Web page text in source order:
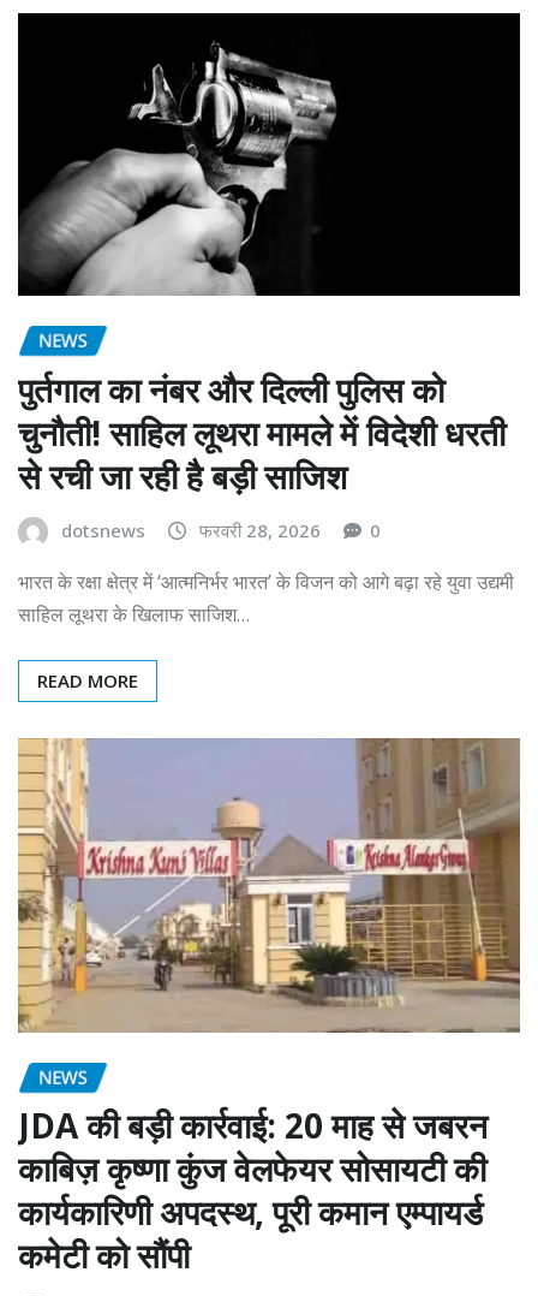
NEWS
पुर्तगाल का नंबर और दिल्ली पुलिस को
चुनौती! साहिल लूथरा मामले में विदेशी धरती
से रची जा रही है बड़ी साजिश
dotsnews फरवरी 28, 2026 0
भारत के रक्षा क्षेत्र में ‘आत्मनिर्भर भारत’ के विजन को आगे बढ़ा रहे युवा उद्यमी
साहिल लूथरा के खिलाफ साजिश…
READ MORE
NEWS
JDA की बड़ी कार्रवाई: 20 माह से जबरन
काबिज़ कृष्णा कुंज वेलफेयर सोसायटी की
कार्यकारिणी अपदस्थ, पूरी कमान एम्पायर्ड
कमेटी को सौंपी